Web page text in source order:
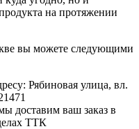
на протяжении
вы можете следующими
Рябиновая улица, вл.
доставим ваш заказ в
ТТК